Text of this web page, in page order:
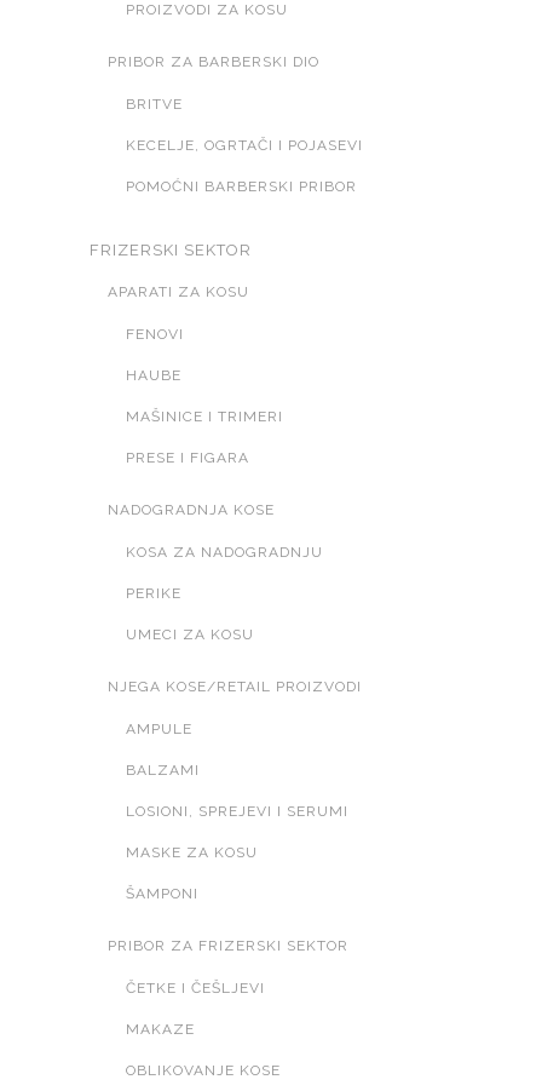
PROIZVODI ZA KOSU
PRIBOR ZA BARBERSKI DIO
BRITVE
KECELJE, OGRTAČI I POJASEVI
POMOĆNI BARBERSKI PRIBOR
FRIZERSKI SEKTOR
APARATI ZA KOSU
FENOVI
HAUBE
MAŠINICE I TRIMERI
PRESE I FIGARA
NADOGRADNJA KOSE
KOSA ZA NADOGRADNJU
PERIKE
UMECI ZA KOSU
NJEGA KOSE/RETAIL PROIZVODI
AMPULE
BALZAMI
LOSIONI, SPREJEVI I SERUMI
MASKE ZA KOSU
ŠAMPONI
PRIBOR ZA FRIZERSKI SEKTOR
ČETKE I ČEŠLJEVI
MAKAZE
OBLIKOVANJE KOSE